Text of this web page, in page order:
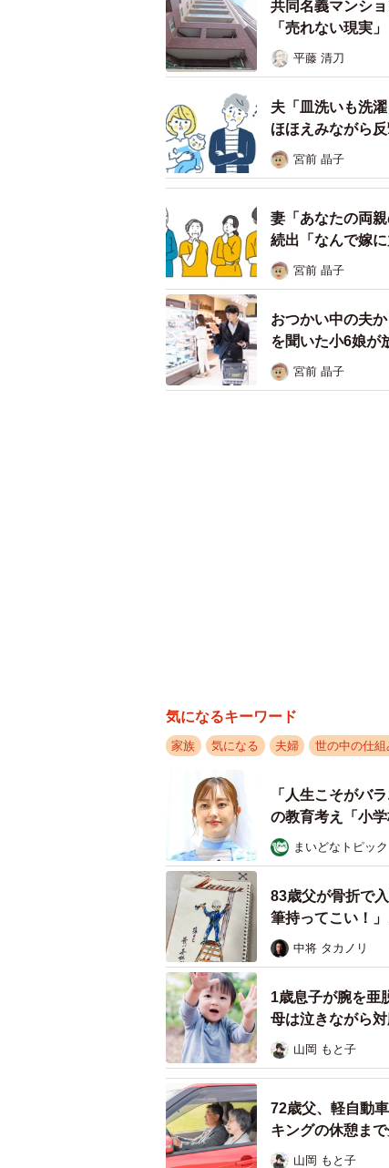
た…」
――もしひよこさん側の苗字に変
「夫に聞くと『それもありだっ
ので、そこからOKもらえたかど
結婚後、苗字が変わると銀行口
のが今でも自然な流れとなって
ひよこさん曰く「名義変更済み
め、ネット申請で証明書として
嘆きます。「あー本当になぜ何
こさん。
旧姓を使用できるビジネスネー
現していません。
夫婦同姓制度を維持した方がよ
で、旧姓の通称使用についての
導入した方がよい」28.9％と夫
が徐々に変化しているようです
らに変わっていきそうです。
（※1）法務省世論調査の結果「
https://www.moj.go.jp/content/
（※2） 民事に関する法令の立案
度）について」
https://
■ひよこさんX https://x.com/
共同名義マンシ
「売れない現実
平藤 清刀
夫「皿洗いも洗
ほほえみながら
宮前 晶子
妻「あなたの両
続出「なんで嫁
宮前 晶子
おつかい中の夫
を聞いた小6娘が
宮前 晶子
気になるキーワード
家族 気になる 夫婦 世の中の仕組
「人生こそがバ
の教育考え「小
まいどなトピック
83歳父が骨折で
筆持ってこい！
よ…」
中将 タカノリ
1歳息子が腕を
母は泣きながら
山岡 もと子
72歳父、軽自動
キングの休憩ま
山岡 もと子